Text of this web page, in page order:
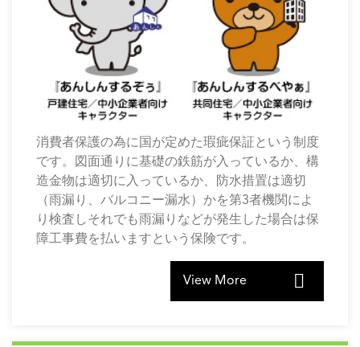
消費者保護の為に国が定めた瑕疵保証という制度
です。図面通りに基礎の鉄筋が入っているか、構
造金物は適切に入っているか、防水措置は適切
（雨漏り、バルコニー漏水）かを第3者機関によ
り検査しそれでも雨漏りなどが発生した場合は保
障工事費を払いますという保険です。
View More